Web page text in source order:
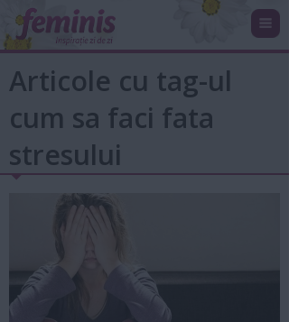
Articole cu tag-ul
cum sa faci fata
stresului